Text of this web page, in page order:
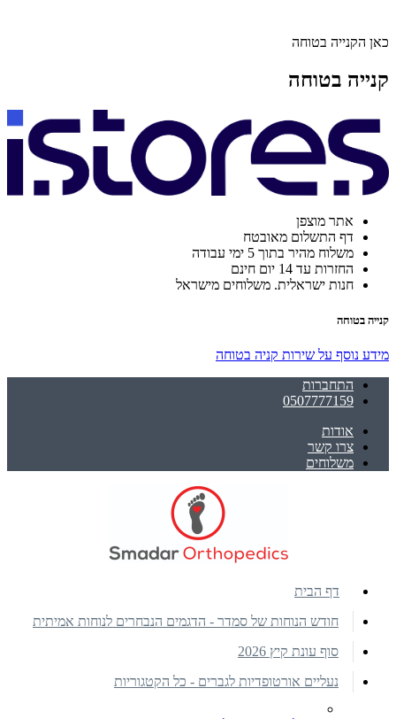
כאן הקנייה בטוחה
קנייה בטוחה
אתר מוצפן
דף התשלום מאובטח
משלוח מהיר בתוך 5 ימי עבודה
החזרות עד 14 יום חינם
חנות ישראלית. משלוחים מישראל
קנייה בטוחה
מידע נוסף על שירות קניה בטוחה
התחברות
0507777159
אודות
צרו קשר
משלוחים
דף הבית
חודש הנוחות של סמדר - הדגמים הנבחרים לנוחות אמיתית
סוף עונת קיץ 2026
נעליים אורטופדיות לגברים - כל הקטגוריות